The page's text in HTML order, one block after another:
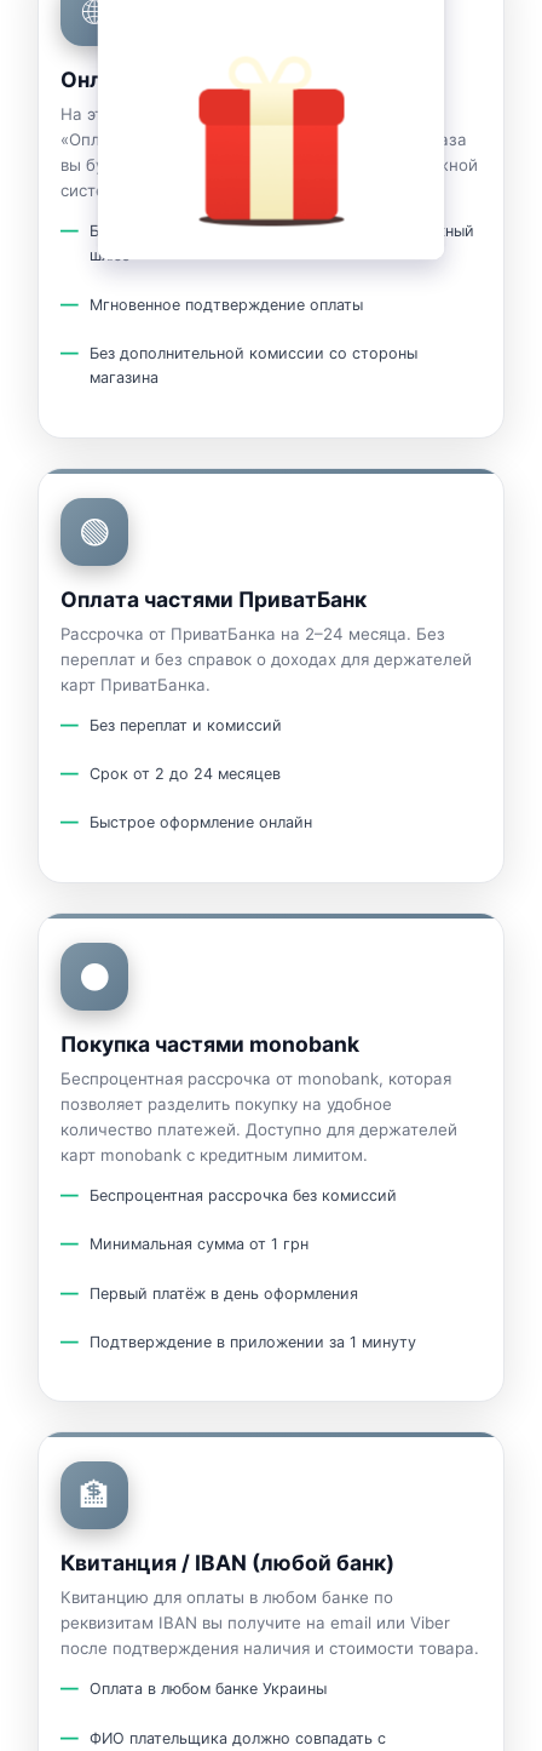
🌐
Онлайн-оплата Visa / MasterCard
На этапе оформления заказа выберите способ
«Оплата картой на сайте». После проверки заказа
вы будете перенаправлены на страницу платёжной
системы.
Безопасный платёж через защищённый платёжный
шлюз
Мгновенное подтверждение оплаты
Без дополнительной комиссии со стороны
магазина
🟢
Оплата частями ПриватБанк
Рассрочка от ПриватБанка на 2–24 месяца. Без
переплат и без справок о доходах для держателей
карт ПриватБанка.
Без переплат и комиссий
Срок от 2 до 24 месяцев
Быстрое оформление онлайн
⚫
Покупка частями monobank
Беспроцентная рассрочка от monobank, которая
позволяет разделить покупку на удобное
количество платежей. Доступно для держателей
карт monobank с кредитным лимитом.
Беспроцентная рассрочка без комиссий
Минимальная сумма от 1 грн
Первый платёж в день оформления
Подтверждение в приложении за 1 минуту
🏦
Квитанция / IBAN (любой банк)
Квитанцию для оплаты в любом банке по
реквизитам IBAN вы получите на email или Viber
после подтверждения наличия и стоимости товара.
Оплата в любом банке Украины
ФИО плательщика должно совпадать с